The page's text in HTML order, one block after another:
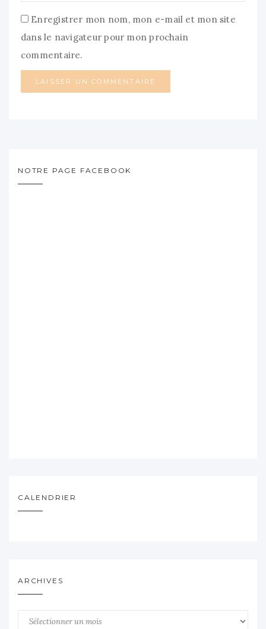
Enregistrer mon nom, mon e-mail et mon site
dans le navigateur pour mon prochain
commentaire.
NOTRE PAGE FACEBOOK
CALENDRIER
ARCHIVES
Archives